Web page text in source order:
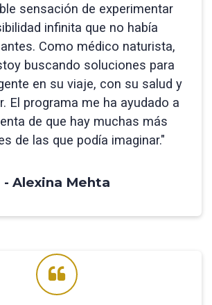
sensación de experimentar
infinita que no había
Como médico naturista,
buscando soluciones para
en su viaje, con su salud y
El programa me ha ayudado a
de que hay muchas más
de las que podía imaginar."
- Alexina Mehta